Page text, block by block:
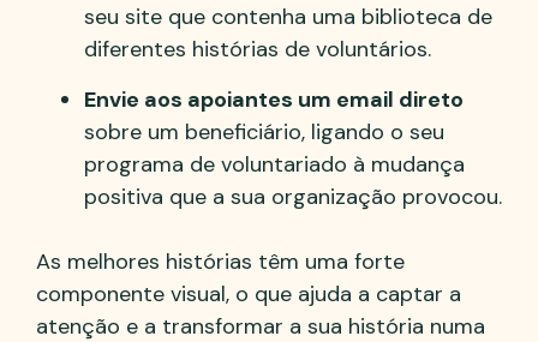
seu site que contenha uma biblioteca de
diferentes histórias de voluntários.
Envie aos apoiantes um email direto
sobre um beneficiário, ligando o seu
programa de voluntariado à mudança
positiva que a sua organização provocou.
As melhores histórias têm uma forte
componente visual, o que ajuda a captar a
atenção e a transformar a sua história numa